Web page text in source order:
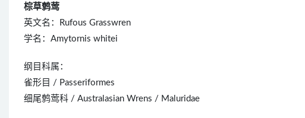
棕草鹩莺
英文名：Rufous Grasswren
学名：Amytornis whitei
纲目科属：
雀形目 / Passeriformes
细尾鹩莺科 / Australasian Wrens / Maluridae